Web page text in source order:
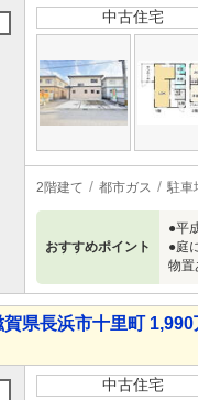
中古住宅
2階建て 都市ガス 駐車
おすすめポイント
●平
●庭
物置
賀県長浜市十里町
中古住宅